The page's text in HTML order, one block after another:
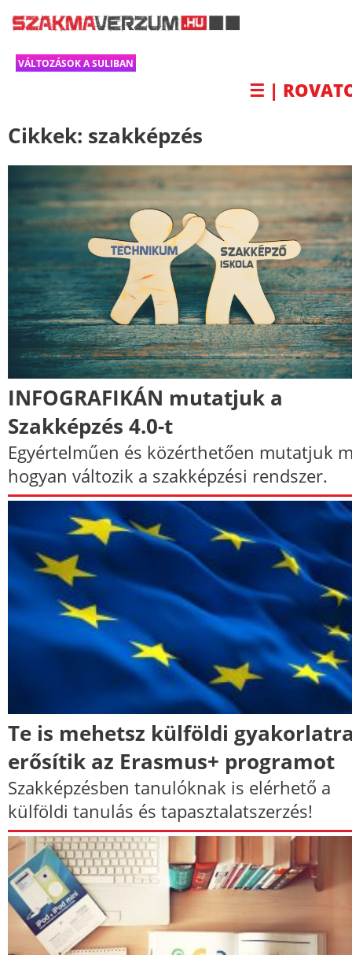
VÁLTOZÁSOK A SULIBAN
☰ |
Cikkek: szakképzés
INFOGRAFIKÁN mutatjuk a
Szakképzés 4.0-t
Egyértelműen és közérthetően mutatjuk
hogyan változik a szakképzési rendszer.
Te is mehetsz külföldi
erősítik az Erasmus+ programot
Szakképzésben tanulóknak is elérhető a
külföldi tanulás és tapasztalatszerzés!